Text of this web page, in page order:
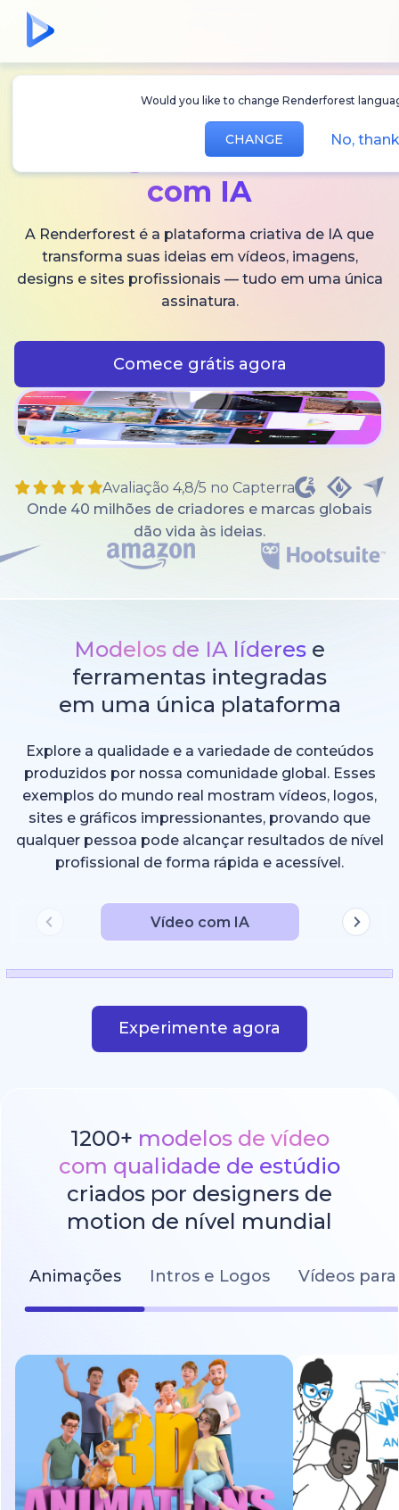
Would you like to change Renderforest
CHANGE No,
vídeos,
e áudios
com IA
A Renderforest é a plataforma criativa de IA que
transforma suas ideias em vídeos, imagens,
designs e sites profissionais — tudo em uma única
assinatura.
Comece grátis agora
Avaliação 4,8/5 no Capterra
Onde 40 milhões de criadores e marcas globais
dão vida às ideias.
Modelos de IA líderes e
ferramentas integradas
em uma única plataforma
Explore a qualidade e a variedade de conteúdos
produzidos por nossa comunidade global. Esses
exemplos do mundo real mostram vídeos, logos,
sites e gráficos impressionantes, provando que
qualquer pessoa pode alcançar resultados de nível
profissional de forma rápida e acessível.
Vídeo com IA
Experimente agora
1200+ modelos de vídeo
com qualidade de estúdio
criados por designers de
motion de nível mundial
Animações Intros e Logos Vídeos para